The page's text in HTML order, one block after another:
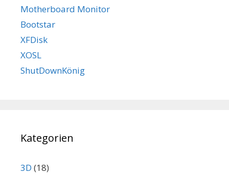
Motherboard Monitor
Bootstar
XFDisk
XOSL
ShutDownKönig
Kategorien
3D (18)